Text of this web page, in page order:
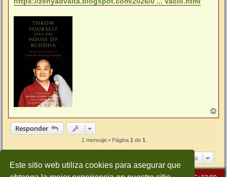
Este sitio web utiliza cookies para asegurar que
r
Responder
1 mensaje • Página 1 de 1
Ir a